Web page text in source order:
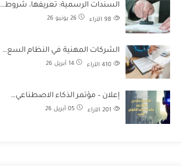
السندات الرسمية: تعريفها، شروط…
26 يونيو 26 الآراء
الشركات المهنية في النظام السع…
14 أبريل 26 الآراء
إعلان – مؤتمر الذكاء الاصطناعي…
05 أبريل 26 الآراء